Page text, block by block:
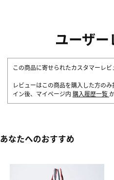
ユーザ
この商品に寄せられたカスタマーレビ
レビューはこの商品を購入した方の
イン後、マイページ内 購入履歴一覧
あなたへのおすすめ